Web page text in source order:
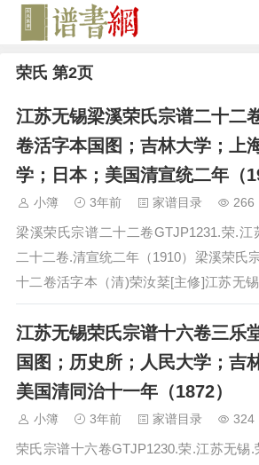
荣氏 第2页
江苏无锡梁溪荣氏宗谱二十二
卷活字本国图；吉林大学；上
学；日本；美国清宣统二年（
小簿 3年前 家谱目录 266
梁溪荣氏宗谱二十二卷GTJP1231.荣.
二十二卷.清宣统二年（1910）梁溪荣氏
十二卷活字本（清)荣汝棻[主修]江苏无
海图；苏州大学；日本；美国清宣统二
江苏无锡荣氏宗谱十六卷三乐
国图；历史所；人民大学；吉
美国清同治十一年（1872）
小簿 3年前 家谱目录 324
荣氏宗谱十六卷GTJP1230.荣.江苏无锡.